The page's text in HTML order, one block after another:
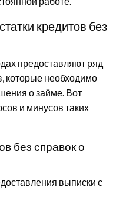
кредитов без
предоставляют ряд
которые необходимо
о займе. Вот
и минусов таких
без справок о
выписки с